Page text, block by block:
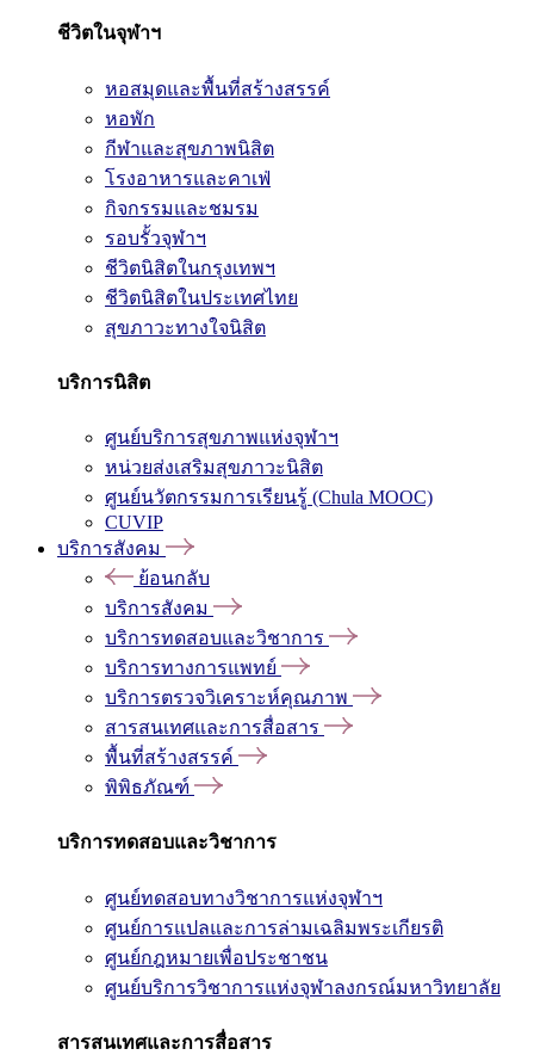
ชีวิตในจุฬาฯ
หอสมุดและพื้นที่สร้างสรรค์
หอพัก
กีฬาและสุขภาพนิสิต
โรงอาหารและคาเฟ่
กิจกรรมและชมรม
รอบรั้วจุฬาฯ
ชีวิตนิสิตในกรุงเทพฯ
ชีวิตนิสิตในประเทศไทย
สุขภาวะทางใจนิสิต
บริการนิสิต
ศูนย์บริการสุขภาพแห่งจุฬาฯ
หน่วยส่งเสริมสุขภาวะนิสิต
ศูนย์นวัตกรรมการเรียนรู้ (Chula MOOC)
CUVIP
บริการสังคม
ย้อนกลับ
บริการสังคม
บริการทดสอบและวิชาการ
บริการทางการแพทย์
บริการตรวจวิเคราะห์คุณภาพ
สารสนเทศและการสื่อสาร
พื้นที่สร้างสรรค์
พิพิธภัณฑ์
บริการทดสอบและวิชาการ
ศูนย์ทดสอบทางวิชาการแห่งจุฬาฯ
ศูนย์การแปลและการล่ามเฉลิมพระเกียรติ
ศูนย์กฎหมายเพื่อประชาชน
ศูนย์บริการวิชาการแห่งจุฬาลงกรณ์มหาวิทยาลัย
สารสนเทศและการสื่อสาร